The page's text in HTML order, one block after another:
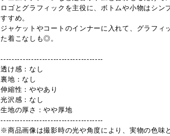
ロゴとグラフィックを主役に、ボトムや小物はシン
すすめ。
ジャケットやコートのインナーに入れて、グラフィ
た着こなしも◎。
-------------------------------------
透け感：なし
裏地：なし
伸縮性：ややあり
光沢感：なし
生地の厚さ：やや厚地
-------------------------------------
※商品画像は撮影時の光や角度により、実物の色味